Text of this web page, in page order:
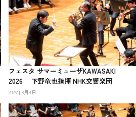
フェスタ サマーミューザKAWASAKI
2026 下野竜也指揮 NHK交響楽団
2026年8月4日